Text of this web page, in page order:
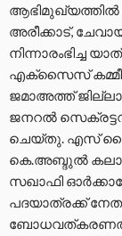
ആഭിമുഖ്യത്തില്‍
അരീക്കാട്,
നിന്നാരംഭിച്ച
എക്‌സൈസ്
ജമാഅത്ത്
ജനറല്‍
ചെയ്തു. എസ് വൈ
കെ.അബ്ദുല്‍
സഖാഫി
പദയാത്രക്ക്